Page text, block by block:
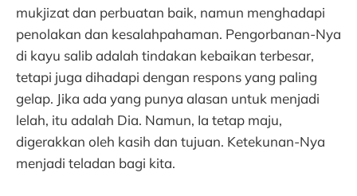
mukjizat dan perbuatan baik, namun menghadapi
penolakan dan kesalahpahaman. Pengorbanan-Nya
di kayu salib adalah tindakan kebaikan terbesar,
tetapi juga dihadapi dengan respons yang paling
gelap. Jika ada yang punya alasan untuk menjadi
lelah, itu adalah Dia. Namun, Ia tetap maju,
digerakkan oleh kasih dan tujuan. Ketekunan-Nya
menjadi teladan bagi kita.